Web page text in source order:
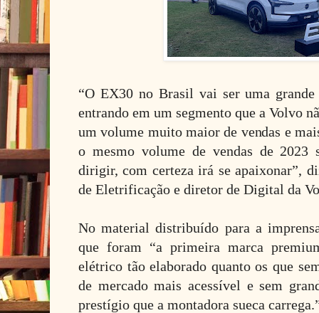
“O EX30 no Brasil vai ser uma grande
entrando em um segmento que a Volvo
um volume muito maior de vendas e
o mesmo volume de vendas de
dirigir, com certeza irá se apaixonar”,
de Eletrificação e diretor de Digital da
No material distribuído para a
que foram “a primeira marca
elétrico tão elaborado quanto os que
de mercado mais acessível e sem
prestígio que a montadora sueca